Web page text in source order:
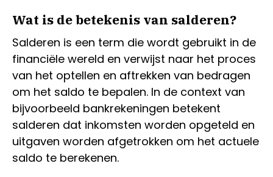
Wat is de betekenis van salderen?
Salderen is een term die wordt gebruikt in de
financiële wereld en verwijst naar het proces
van het optellen en aftrekken van bedragen
om het saldo te bepalen. In de context van
bijvoorbeeld bankrekeningen betekent
salderen dat inkomsten worden opgeteld en
uitgaven worden afgetrokken om het actuele
saldo te berekenen.